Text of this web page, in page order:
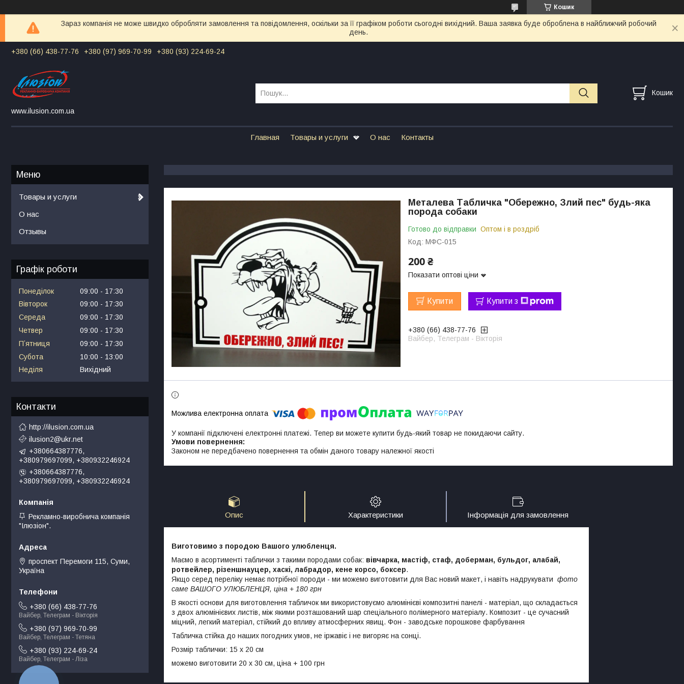
Кошик
Зараз компанія не може швидко обробляти замовлення та повідомлення, оскільки за її графіком роботи сьогодні вихідний. Ваша заявка буде оброблена в найближчий робочий
день.
+380 (66) 438-77-76 +380 (97) 969-70-99 +380 (93) 224-69-24
www.ilusion.com.ua
Кошик
Главная Товары и услуги О нас Контакты
Металева Табличка "Обережно, Злий пес" будь-яка
порода собаки
Готово до відправки Оптом і в роздріб
Код: МФС-015
200 ₴
Показати оптові ціни
Купити Купити з
+380 (66) 438-77-76
Вайбер, Телеграм - Вікторія
У компанії підключені електронні платежі. Тепер ви можете купити будь-який товар не покидаючи сайту.
Законом не передбачено повернення та обмін даного товару належної якості
Опис Характеристики Інформація для замовлення
Виготовимо з породою Вашого улюбленця.
Маємо в асортименті таблички з такими породами собак: вівчарка, мастіф, стаф, доберман, бульдог, алабай,
ротвейлер, різеншнауцер, хаскі, лабрадор, кене корсо, боксер.
Якщо серед переліку немає потрібної породи - ми можемо виготовити для Вас новий макет, і навіть надрукувати фото
саме ВАШОГО УЛЮБЛЕНЦЯ, ціна + 180 грн
В якості основи для виготовлення табличок ми використовуємо алюмінієві композитні панелі - матеріал, що складається
з двох алюмінієвих листів, між якими розташований шар спеціального полімерного матеріалу. Композит - це сучасний
міцний, легкий матеріал, стійкий до впливу атмосферних явищ. Фон - заводське порошкове фарбування
Табличка стійка до наших погодних умов, не іржавіє і не вигоряє на сонці.
Розмір таблички: 15 х 20 см
можемо виготовити 20 х 30 см, ціна + 100 грн
Товары и услуги
О нас
Отзывы
Графік роботи
Понеділок 09:00
17:30
Вівторок
09:00
17:30
Середа
09:00
17:30
Четвер
09:00
17:30
Пʼятниця
09:00
17:30
Субота
10:00
13:00
Неділя
Вихідний
Контакти
http://ilusion.com.ua
ilusion2@ukr.net
+380664387776,
+380979697099, +380932246924
+380664387776,
+380979697099, +380932246924
Рекламно-виробнича компанія
"Ілюзіон".
проспект Перемоги 115, Суми,
Україна
+380 (66) 438-77-76
Вайбер, Телеграм - Вікторія
+380 (97) 969-70-99
Вайбер, Телеграм - Тетяна
+380 (93) 224-69-24
Вайбер, Телеграм - Ліза